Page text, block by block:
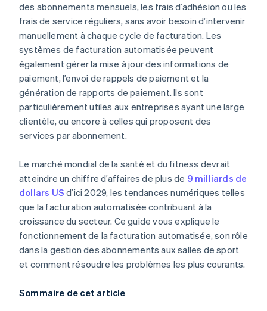
des abonnements mensuels, les frais d’adhésion ou les
frais de service réguliers, sans avoir besoin d’intervenir
manuellement à chaque cycle de facturation. Les
systèmes de facturation automatisée peuvent
également gérer la mise à jour des informations de
paiement, l’envoi de rappels de paiement et la
génération de rapports de paiement. Ils sont
particulièrement utiles aux entreprises ayant une large
clientèle, ou encore à celles qui proposent des
services par abonnement.
Le marché mondial de la santé et du fitness devrait
atteindre un chiffre d’affaires de plus de 9 milliards de
dollars US d’ici 2029, les tendances numériques telles
que la facturation automatisée contribuant à la
croissance du secteur. Ce guide vous explique le
fonctionnement de la facturation automatisée, son rôle
dans la gestion des abonnements aux salles de sport
et comment résoudre les problèmes les plus courants.
Sommaire de cet article